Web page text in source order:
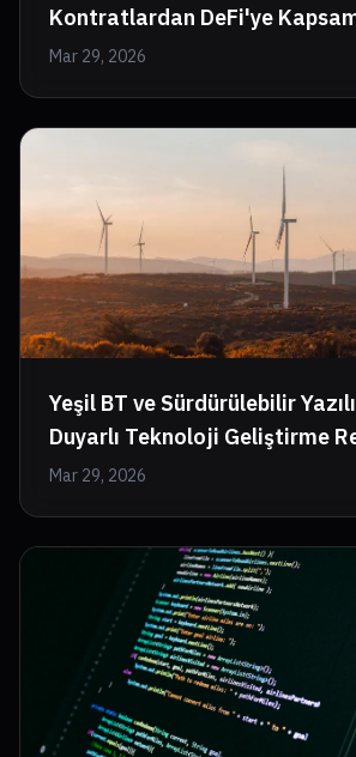
Kontratlardan DeFi'ye
Mar 29, 2026
Yeşil BT ve Sürdürülebilir
Duyarlı Teknoloji Geliştirme
Mar 29, 2026